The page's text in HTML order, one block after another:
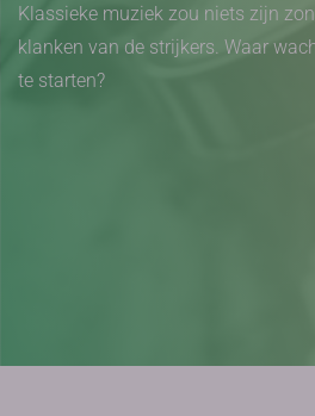
Klassieke muziek zou niets zijn
klanken van de strijkers. Waar
te starten?